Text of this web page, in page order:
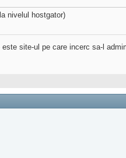
nivelul hostgator)
este site-ul pe care incerc sa-l